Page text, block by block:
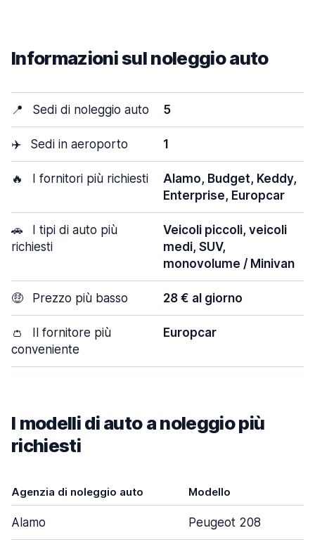
Informazioni sul noleggio auto
📍 Sedi di noleggio auto 5
✈️ Sedi in aeroporto 1
🔥 I fornitori più richiesti
Alamo, Budget, Keddy,
Enterprise, Europcar
🚗
I tipi di auto più
richiesti
Veicoli piccoli, veicoli
medi, SUV,
monovolume / Minivan
🤑 Prezzo più basso 28 € al giorno
👛
Il fornitore più
conveniente
Europcar
I modelli di auto a noleggio più
richiesti
Agenzia di noleggio auto Modello
Alamo Peugeot 208